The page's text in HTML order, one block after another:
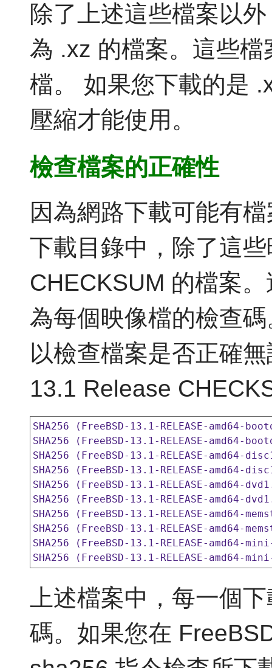
除了上述這些檔案以
為 .xz 的檔案。這些
檔。 如果您下載的是
壓縮才能使用。
檢查檔案的正確性
因為網路下載可能有
下載目錄中，除了這
CHECKSUM 的檔案
為每個映像檔的檢查
以檢查檔案是否正確
13.1 Release
SHA256 (FreeBSD-13.1-RELEASE-amd64-
SHA256 (FreeBSD-13.1-RELEASE-amd64-
SHA256 (FreeBSD-13.1-RELEASE-amd64-
SHA256 (FreeBSD-13.1-RELEASE-amd64-
SHA256 (FreeBSD-13.1-RELEASE-amd64-
SHA256 (FreeBSD-13.1-RELEASE-amd64-
SHA256 (FreeBSD-13.1-RELEASE-amd64-
SHA256 (FreeBSD-13.1-RELEASE-amd64-
SHA256 (FreeBSD-13.1-RELEASE-amd64-
上述檔案中，每一個
碼。如果您在